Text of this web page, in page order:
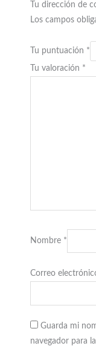
Tu dirección de
Los campos
Tu puntuación *
Tu valoración *
Nombre *
Correo
Guarda mi
navegador para